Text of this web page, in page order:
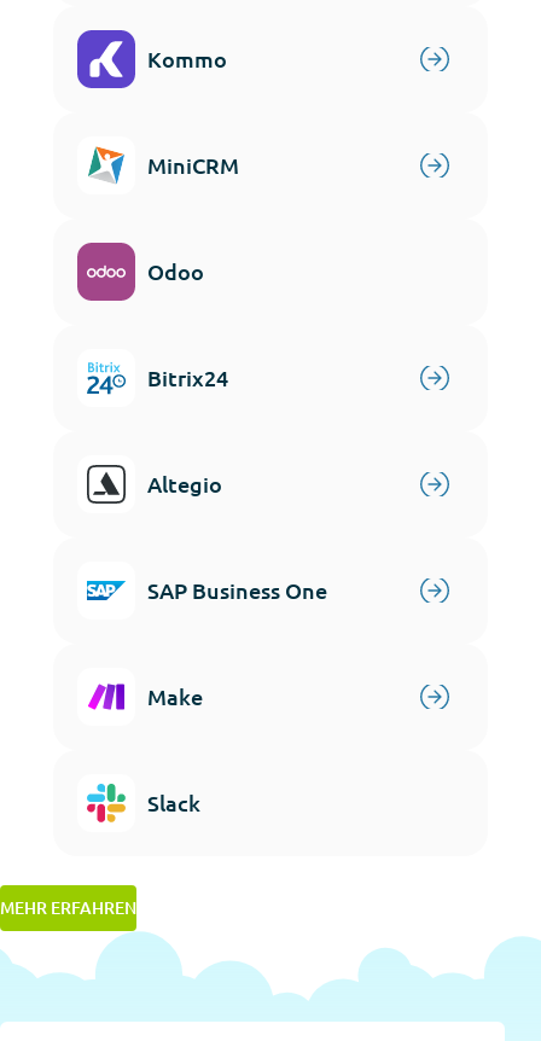
Kommo
MiniCRM
Odoo
Bitrix24
Altegio
SAP Business One
Make
Slack
MEHR ERFAHREN